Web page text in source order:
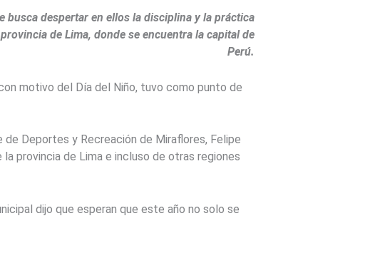
busca despertar en ellos la disciplina y la práctica
de Lima, donde se encuentra la capital de
Perú.
motivo del Día del Niño, tuvo como punto de
Deportes y Recreación de Miraflores, Felipe
provincia de Lima e incluso de otras regiones
dijo que esperan que este año no solo se